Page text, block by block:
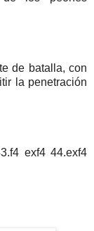
de batalla, con
la penetración
exf4 44.exf4